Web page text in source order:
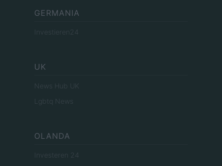
GERMANIA
Investieren24
UK
News Hub UK
Lgbtq News
OLANDA
Investeren 24